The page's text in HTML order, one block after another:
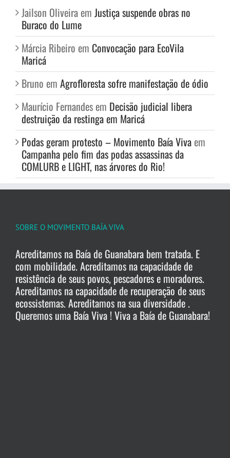
Jailson Oliveira em Justiça suspende obras no
Buraco do Lume
Márcia Ribeiro em Convocação para EcoVila
Maricá
Bruno em Agrofloresta sofre manifestação de ódio
Maurício Fernandes em Decisão judicial libera
destruição da restinga em Maricá
Podas geram protesto – Movimento Baía Viva em
Campanha pelo fim das podas assassinas da
COMLURB e LIGHT, nas árvores do Rio!
SOBRE O MOVIMENTO BAÍA VIVA
Acreditamos na Baía de Guanabara bem tratada. E
com mobilidade. Acreditamos na capacidade de
resistência de seus povos, pescadores e moradores.
Acreditamos na capacidade de recuperação de seus
ecossistemas. Acreditamos na sua diversidade .
Queremos uma Baía Viva ! Viva a Baía de Guanabara!